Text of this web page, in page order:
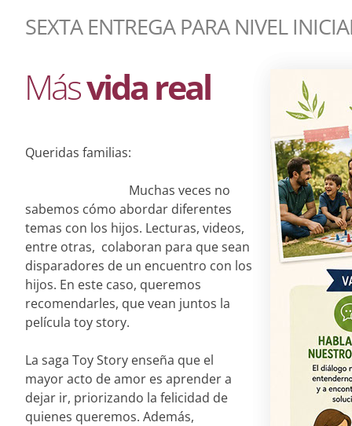
SEXTA ENTREGA PARA NIVEL
Másvida real
Queridas familias:
Muchas veces no
sabemos cómo abordar diferentes
temas con los hijos. Lecturas, videos,
entre otras, colaboran para que sean
disparadores de un encuentro con los
hijos. En este caso, queremos
recomendarles, que vean juntos la
película toy story.
La saga Toy Story enseña que el
mayor acto de amor es aprender a
dejar ir, priorizando la felicidad de
quienes queremos. Además,